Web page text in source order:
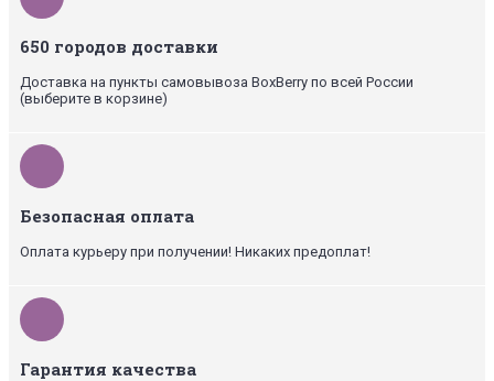
650 городов доставки
Доставка на пункты самовывоза BoxBerry по всей России
(выберите в корзине)
Безопасная оплата
Оплата курьеру при получении! Никаких предоплат!
Гарантия качества